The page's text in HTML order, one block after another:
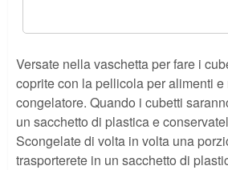
Versate nella vaschetta per fare i
coprite con la pellicola per alimenti e
congelatore. Quando i cubetti
un sacchetto di plastica e
Scongelate di volta in volta una
trasporterete in un sacchetto di